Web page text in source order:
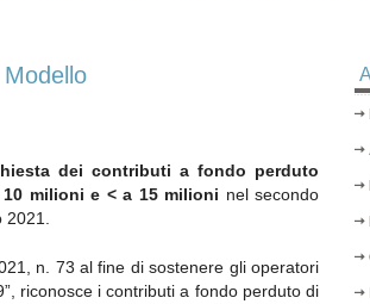
dei contributi a fondo perduto
milioni e < a 15 milioni nel secondo
n. 73 al fine di sostenere gli operatori
riconosce i contributi a fondo perduto di